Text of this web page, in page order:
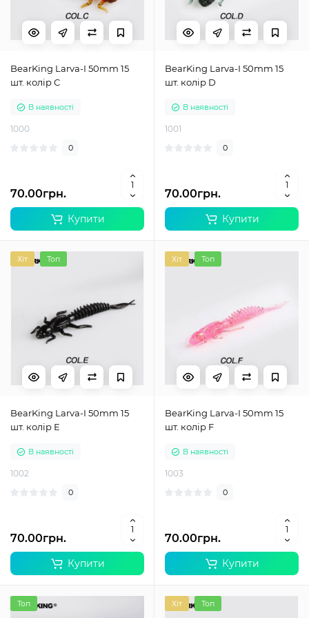
BearKing Larva-I 50mm 15
шт. колір C
В наявності
1000
0
70.00грн.
Купити
BearKing Larva-I 50mm 15
шт. колір D
В наявності
1001
0
70.00грн.
Купити
Хіт Топ
BearKing Larva-I 50mm 15
шт. колір E
В наявності
1002
0
70.00грн.
Купити
Хіт Топ
BearKing Larva-I 50mm 15
шт. колір F
В наявності
1003
0
70.00грн.
Купити
Топ Хіт Топ